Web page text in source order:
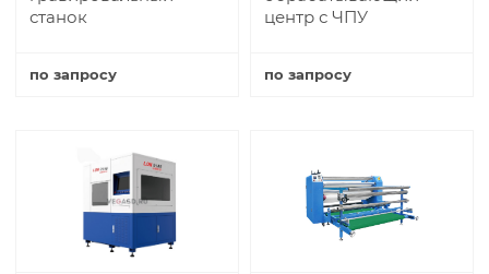
станок
по запросу
центр с ЧПУ
по запросу